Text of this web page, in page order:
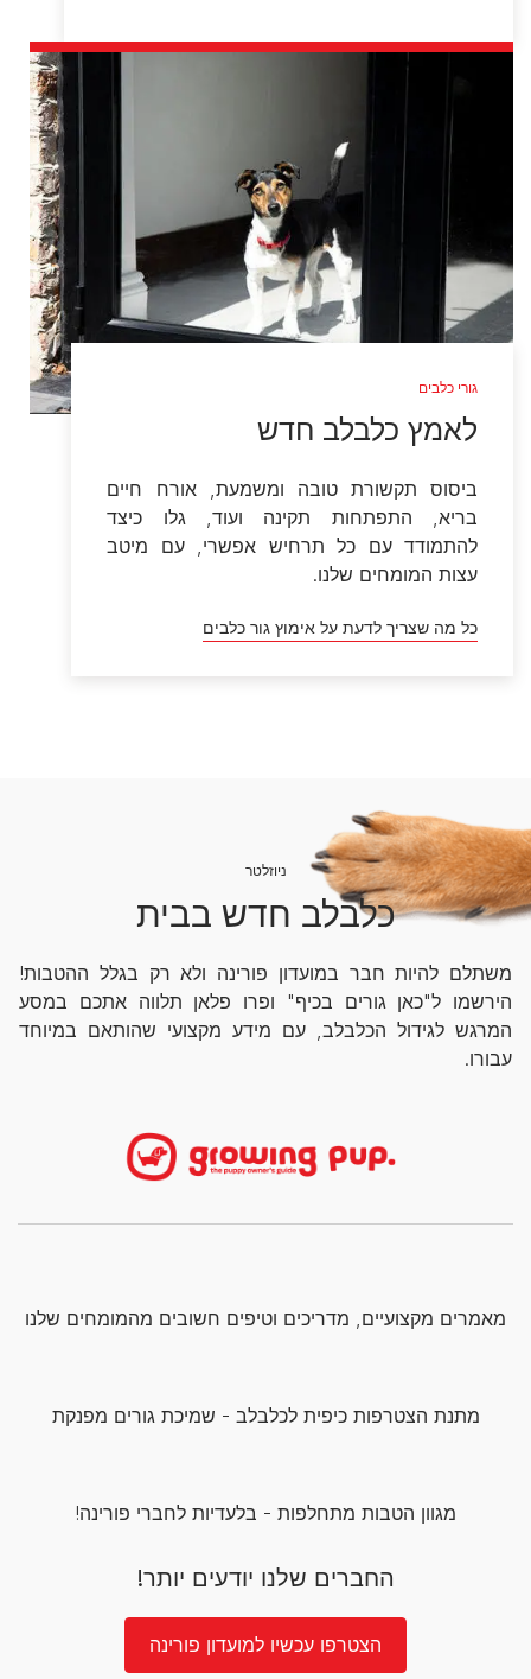
גורי כלבים
לאמץ כלבלב חדש
ביסוס תקשורת טובה ומשמעת, אורח חיים
בריא, התפתחות תקינה ועוד, גלו כיצד
להתמודד עם כל תרחיש אפשרי, עם מיטב
עצות המומחים שלנו.
כל מה שצריך לדעת על אימוץ גור כלבים
ניוזלטר
כלבלב חדש בבית
משתלם להיות חבר במועדון פורינה ולא רק בגלל ההטבות!
הירשמו ל"כאן גורים בכיף" ופרו פלאן תלווה אתכם במסע
המרגש לגידול הכלבלב, עם מידע מקצועי שהותאם במיוחד
עבורו.
מאמרים מקצועיים, מדריכים וטיפים חשובים מהמומחים שלנו
מתנת הצטרפות כיפית לכלבלב - שמיכת גורים מפנקת
מגוון הטבות מתחלפות - בלעדיות לחברי פורינה!
החברים שלנו יודעים יותר!
הצטרפו עכשיו למועדון פורינה